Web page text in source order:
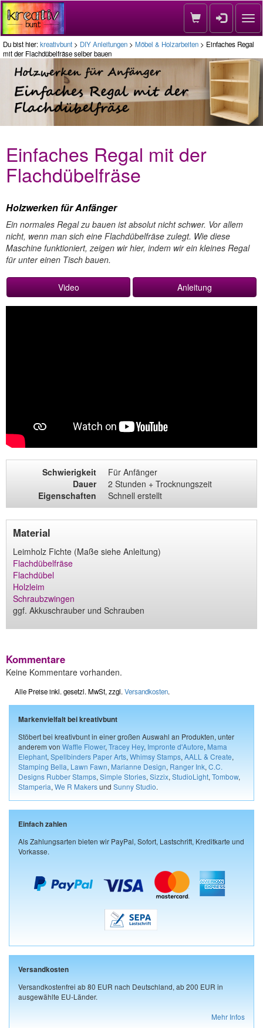
Du bist hier:kreativbunt > DIY Anleitungen > Möbel & Holzarbeiten > Einfaches Regal
mit der Flachdübelfräse selber bauen
Einfaches Regal mit der
Flachdübelfräse
Holzwerken für Anfänger
Ein normales Regal zu bauen ist absolut nicht schwer. Vor allem
nicht, wenn man sich eine Flachdübelfräse zulegt. Wie diese
Maschine funktioniert, zeigen wir hier, indem wir ein kleines Regal
für unter einen Tisch bauen.
Video Anleitung
Schwierigkeit
Für Anfänger
Dauer
2 Stunden + Trocknungszeit
Eigenschaften
Schnell erstellt
Material
Leimholz Fichte (Maße siehe Anleitung)
Flachdübelfräse
Flachdübel
Holzleim
Schraubzwingen
ggf. Akkuschrauber und Schrauben
Kommentare
Keine Kommentare vorhanden.
Alle Preise inkl. gesetzl. MwSt, zzgl. Versandkosten.
Markenvielfalt bei kreativbunt
Stöbert bei kreativbunt in einer großen Auswahl an Produkten, unter
anderem von Waffle Flower, Tracey Hey, Impronte d'Autore, Mama
Elephant, Spellbinders Paper Arts, Whimsy Stamps, AALL & Create,
Stamping Bella, Lawn Fawn, Marianne Design, Ranger Ink, C.C.
Designs Rubber Stamps, Simple Stories, Sizzix, StudioLight, Tombow,
Stamperia, We R Makersund Sunny Studio.
Einfach zahlen
Als Zahlungsarten bieten wir PayPal, Sofort, Lastschrift, Kreditkarte und
Vorkasse.
Versandkosten
Versandkostenfrei ab 80 EUR nach Deutschland, ab 200 EUR in
ausgewählte EU-Länder.
Mehr Infos